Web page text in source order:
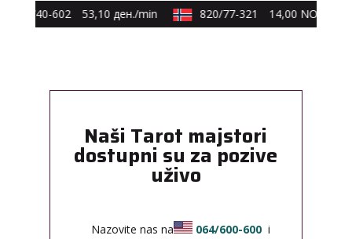
0590/40-602 53,10 ден./min 820/77-321 14,00 NOK/min
Naši Tarot majstori
dostupni su za pozive
uživo
Nazovite nas na 064/600-600 i